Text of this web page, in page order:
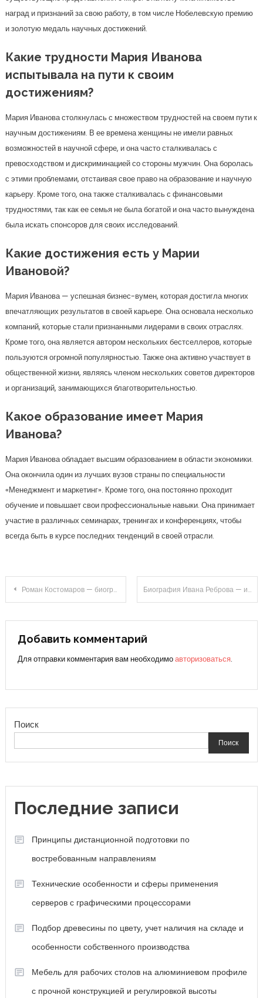
наград и признаний за свою работу, в том числе Нобелевскую премию
и золотую медаль научных достижений.
Какие трудности Мария Иванова
испытывала на пути к своим
достижениям?
Мария Иванова столкнулась с множеством трудностей на своем пути к
научным достижениям. В ее времена женщины не имели равных
возможностей в научной сфере, и она часто сталкивалась с
превосходством и дискриминацией со стороны мужчин. Она боролась
с этими проблемами, отстаивая свое право на образование и научную
карьеру. Кроме того, она также сталкивалась с финансовыми
трудностями, так как ее семья не была богатой и она часто вынуждена
была искать спонсоров для своих исследований.
Какие достижения есть у Марии
Ивановой?
Мария Иванова — успешная бизнес-вумен, которая достигла многих
впечатляющих результатов в своей карьере. Она основала несколько
компаний, которые стали признанными лидерами в своих отраслях.
Кроме того, она является автором нескольких бестселлеров, которые
пользуются огромной популярностью. Также она активно участвует в
общественной жизни, являясь членом нескольких советов директоров
и организаций, занимающихся благотворительностью.
Какое образование имеет Мария
Иванова?
Мария Иванова обладает высшим образованием в области экономики.
Она окончила один из лучших вузов страны по специальности
«Менеджмент и маркетинг». Кроме того, она постоянно проходит
обучение и повышает свои профессиональные навыки. Она принимает
участие в различных семинарах, тренингах и конференциях, чтобы
всегда быть в курсе последних тенденций в своей отрасли.
Навигация
по
записям
Роман Костомаров — биография, личная жизнь, Википедия Биография Ивана Реброва — история успеха и личного преодоления в футбольной карьере
Добавить комментарий
Для отправки комментария вам необходимоавторизоваться.
Поиск
Поиск
Последние записи
Принципы дистанционной подготовки по
востребованным направлениям
Технические особенности и сферы применения
серверов с графическими процессорами
Подбор древесины по цвету, учет наличия на складе и
особенности собственного производства
Мебель для рабочих столов на алюминиевом профиле
с прочной конструкцией и регулировкой высоты